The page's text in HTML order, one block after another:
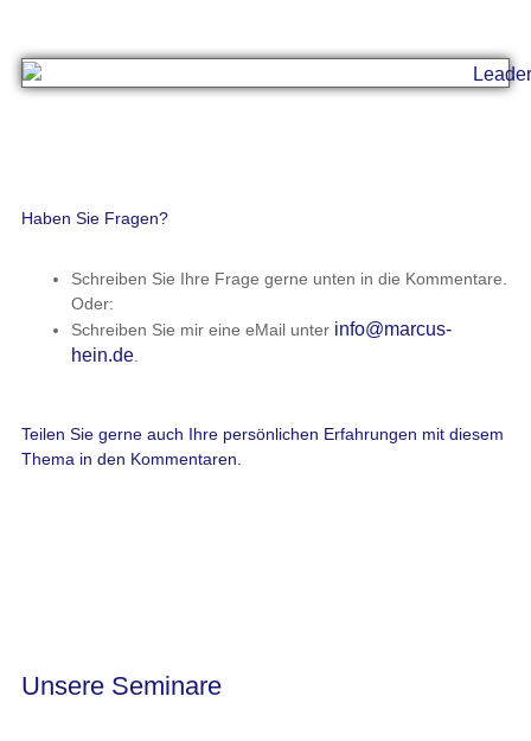
Haben Sie Fragen?
Schreiben Sie Ihre Frage gerne unten in die Kommentare.
Oder:
Schreiben Sie mir eine eMail unter info@marcus-
hein.de.
Teilen Sie gerne auch Ihre persönlichen Erfahrungen mit diesem
Thema in den Kommentaren.
Unsere Seminare